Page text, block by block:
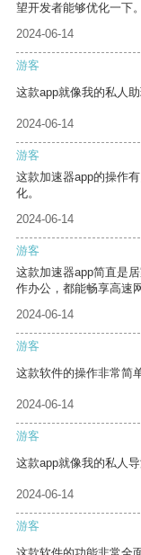
望开发者能够优化一下。
2024-06-14
游客
这款app就像我的私人
2024-06-14
游客
这款加速器app的操作
化。
2024-06-14
游客
这款加速器app简直是
作办公，都能畅享高速
2024-06-14
游客
这款软件的操作非常简
2024-06-14
游客
这款app就像我的私人
2024-06-14
游客